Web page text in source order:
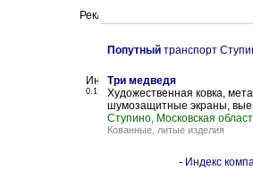
Попутный транспорт
0.1
Три медведя
Художественная ковка,
шумозащитные экраны,
Ступино, Московская
Кованные, литые изделия
- Индекс